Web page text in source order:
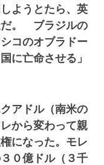
ようとたら、英
だ。 ブラジルの
コのオブラドー
に亡命させる」
アドル（南米の
から変わって親
になった。モレ
０億ドル（３千